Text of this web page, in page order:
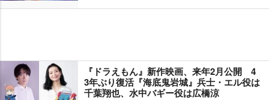
『ドラえもん』新作映画、来年2月公開 4
3年ぶり復活『海底鬼岩城』兵士・エル役は
千葉翔也、水中バギー役は広橋涼